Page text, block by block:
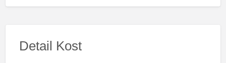
Detail Kost